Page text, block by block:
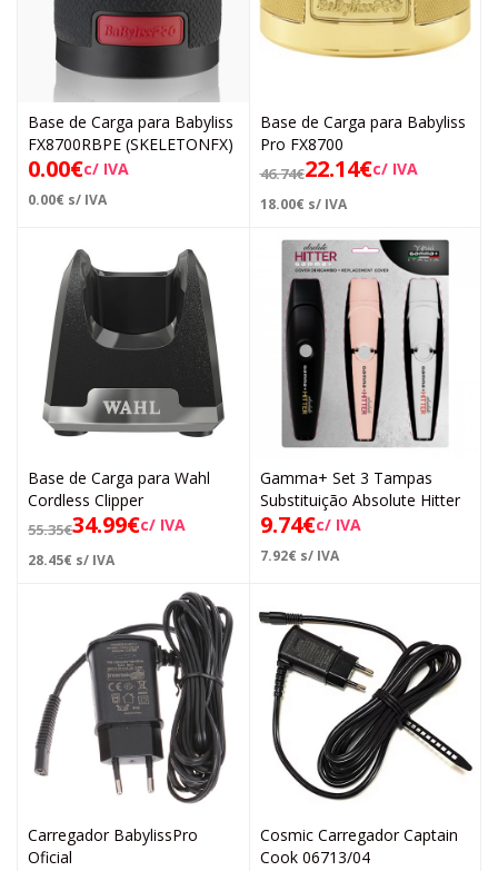
Base de Carga para Babyliss
FX8700RBPE (SKELETONFX)
0.00€c/ IVA
0.00€ s/ IVA
Base de Carga para Babyliss
Pro FX8700
46.74€22.14€c/ IVA
18.00€ s/ IVA
Base de Carga para Wahl
Cordless Clipper
55.35€34.99€c/ IVA
28.45€ s/ IVA
Gamma+ Set 3 Tampas
Substituição Absolute Hitter
9.74€c/ IVA
7.92€ s/ IVA
Carregador BabylissPro
Oficial
Cosmic Carregador Captain
Cook 06713/04